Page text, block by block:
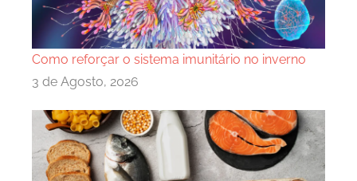
Como reforçar o sistema imunitário no inverno
3 de Agosto, 2026